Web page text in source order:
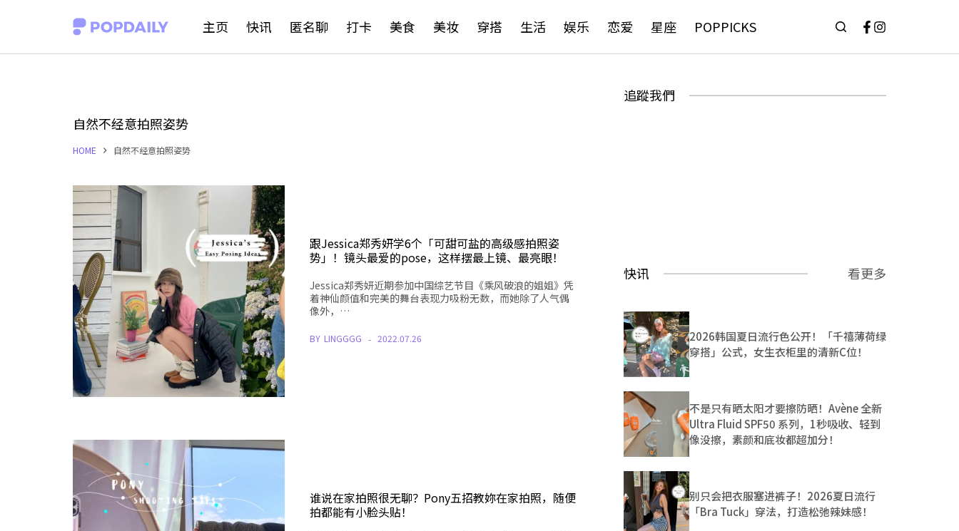
主页 快讯 匿名聊 打卡 美食 美妆 穿搭 生活 娱乐 恋爱 星座 POPPICKS
自然不经意拍照姿势
HOME 自然不经意拍照姿势
跟Jessica郑秀妍学6个「可甜可盐的高级感拍照姿
势」！镜头最爱的pose，这样摆最上镜、最亮眼！
Jessica郑秀妍近期参加中国综艺节目《乘风破浪的姐姐》凭
着神仙颜值和完美的舞台表现力吸粉无数，而她除了人气偶
像外，…
BY LINGGGG 2022.07.26
谁说在家拍照很无聊？Pony五招教妳在家拍照，随便
拍都能有小脸头贴！
追蹤我們
快讯 看更多
2026韩国夏日流行色公开！「千禧薄荷绿
穿搭」公式，女生衣柜里的清新C位！
不是只有晒太阳才要擦防晒！Avène 全新
Ultra Fluid SPF50 系列，1秒吸收、轻到
像没擦，素颜和底妆都超加分！
别只会把衣服塞进裤子！2026夏日流行
「Bra Tuck」穿法，打造松弛辣妹感！